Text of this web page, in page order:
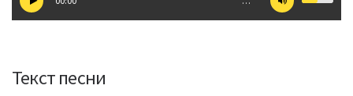
Текст песни